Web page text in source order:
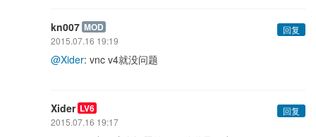
kn007 MOD
回复
2015.07.16 19:19
@Xider: vnc v4就没问题
Xider LV6
回复
2015.07.16 19:17